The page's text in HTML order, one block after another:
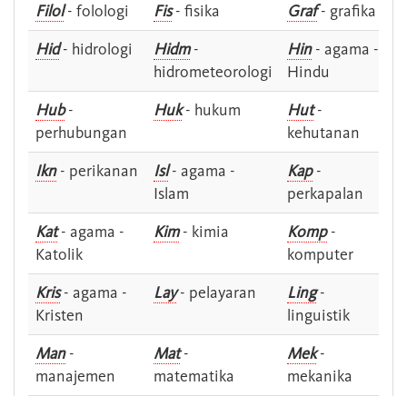
Filol- folologi Fis- fisika Graf- grafika
Hid- hidrologi Hidm-
hidrometeorologi
Hin- agama -
Hindu
Hub-
perhubungan
Huk- hukum Hut-
kehutanan
Ikn- perikanan Isl- agama -
Islam
Kap-
perkapalan
Kat- agama -
Katolik
Kim- kimia Komp-
komputer
Kris- agama -
Kristen
Lay- pelayaran Ling-
linguistik
Man-
manajemen
Mat-
matematika
Mek-
mekanika